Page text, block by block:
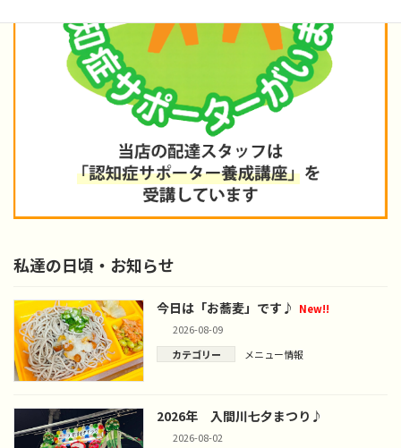
私達の日頃・お知らせ
今日は「お蕎麦」です♪
New!!
2026-08-09
カテゴリー
メニュー情報
2026年 入間川七夕まつり♪
2026-08-02